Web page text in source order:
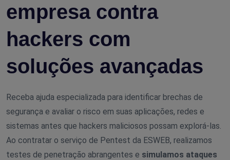
empresa contra
hackers com
soluções avançadas
Receba ajuda especializada para identificar brechas de
segurança e avaliar o risco em suas aplicações, redes e
sistemas antes que hackers maliciosos possam explorá-las.
Ao contratar o serviço de Pentest da ESWEB, realizamos
testes de penetração abrangentes e simulamos ataques